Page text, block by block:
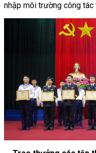
nhập môi trường công tác